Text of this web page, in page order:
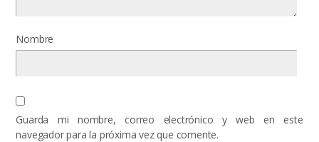
Nombre
Guarda mi nombre, correo electrónico y web en este
navegador para la próxima vez que comente.